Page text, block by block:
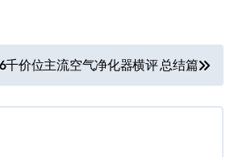
千价位主流空气净化器横评 总结篇